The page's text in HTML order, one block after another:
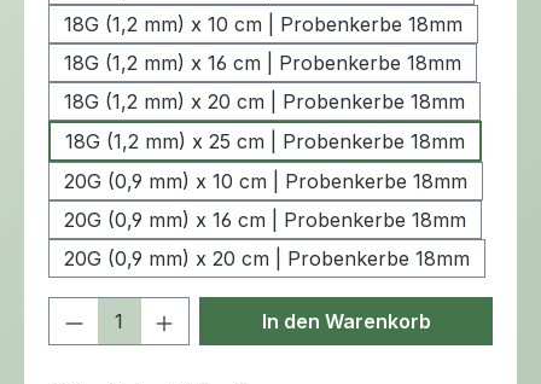
18G (1,2 mm) x 10 cm | Probenkerbe 18mm
18G (1,2 mm) x 16 cm | Probenkerbe 18mm
18G (1,2 mm) x 20 cm | Probenkerbe 18mm
18G (1,2 mm) x 25 cm | Probenkerbe 18mm
20G (0,9 mm) x 10 cm | Probenkerbe 18mm
20G (0,9 mm) x 16 cm | Probenkerbe 18mm
20G (0,9 mm) x 20 cm | Probenkerbe 18mm
Produkt Anzahl: Gib den
In den Warenkorb